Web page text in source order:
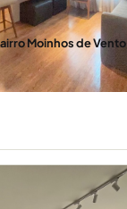
Moinhos de Vento